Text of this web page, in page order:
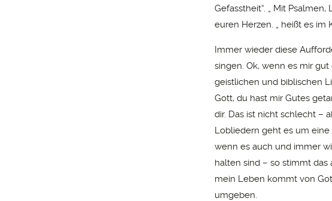
Gefasstheit“. „ Mit
euren Herzen. „ heißt es im
Immer wieder diese
singen. Ok, wenn es mir
geistlichen und biblischen
Gott, du hast mir Gutes
dir. Das ist nicht schlecht –
Lobliedern geht es um
wenn es auch und immer
halten sind – so stimmt
mein Leben kommt von
umgeben.